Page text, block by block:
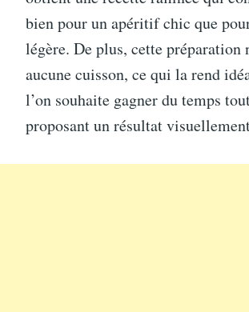
bien pour un apéritif chic que
légère. De plus, cette préparation
aucune cuisson, ce qui la rend
l’on souhaite gagner du temps
proposant un résultat